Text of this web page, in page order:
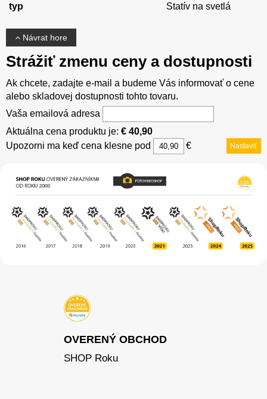
typ
Statív na svetlá
Návrat hore
Strážiť zmenu ceny a dostupnosti
Ak chcete, zadajte e-mail a budeme Vás informovať o cene
alebo skladovej dostupnosti tohto tovaru.
Vaša emailová adresa
Aktuálna cena produktu je: € 40,90
Upozorni ma keď cena klesne pod
€ Nastaviť
OVERENÝ OBCHOD
SHOP Roku